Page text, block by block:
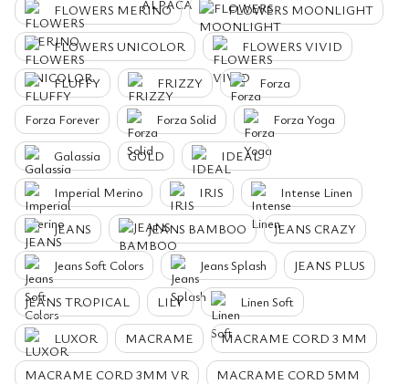
FLOWERS MERINO FLOWERS MOONLIGHT
FLOWERS UNICOLOR FLOWERS VIVID
FLUFFY FRIZZY Forza
Forza Forever Forza Solid Forza Yoga
Galassia GOLD IDEAL
Imperial Merino IRIS Intense Linen
JEANS JEANS BAMBOO JEANS CRAZY
Jeans Soft Colors Jeans Splash JEANS PLUS
JEANS TROPICAL LILY Linen Soft
LUXOR MACRAME MACRAME CORD 3 MM
MACRAME CORD 3MM VR MACRAME CORD 5MM